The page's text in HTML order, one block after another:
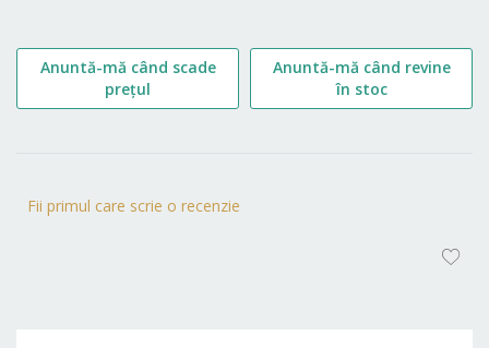
Fii primul care scrie o recenzie
Anuntă-mă când scade
prețul
Anuntă-mă când revine
în stoc